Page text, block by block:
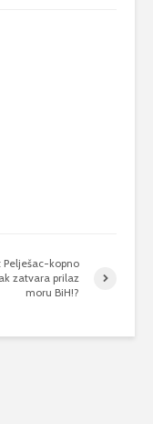
Pelješac-kopno
zatvara prilaz
moru BiH!?